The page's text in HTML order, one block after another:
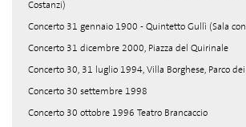
Costanzi)
Concerto 31 gennaio 1900 - Quintetto Gullì (Sala
Concerto 31 dicembre 2000, Piazza del Quirinale
Concerto 30, 31 luglio 1994, Villa Borghese, Parco
Concerto 30 settembre 1998
Concerto 30 ottobre 1996 Teatro Brancaccio